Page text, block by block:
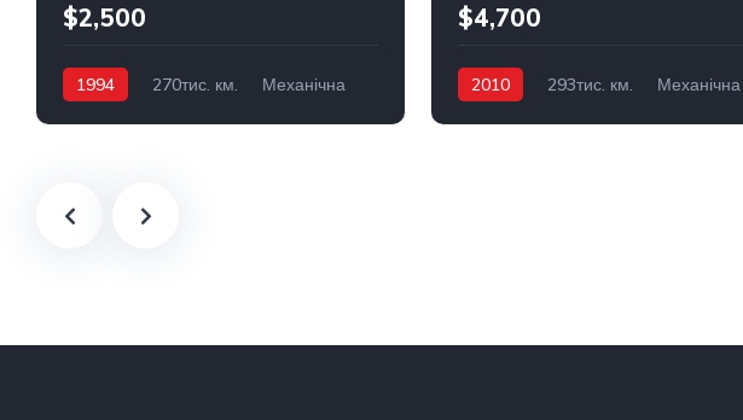
$2,500
1994 270тис. км.
Механічна
$4,700
2010 293тис. км.
Механічна